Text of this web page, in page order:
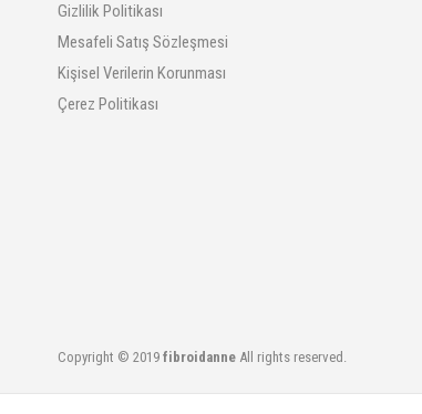
Gizlilik Politikası
Mesafeli Satış Sözleşmesi
Kişisel Verilerin Korunması
Çerez Politikası
Copyright © 2019 fibroidanne All rights reserved.